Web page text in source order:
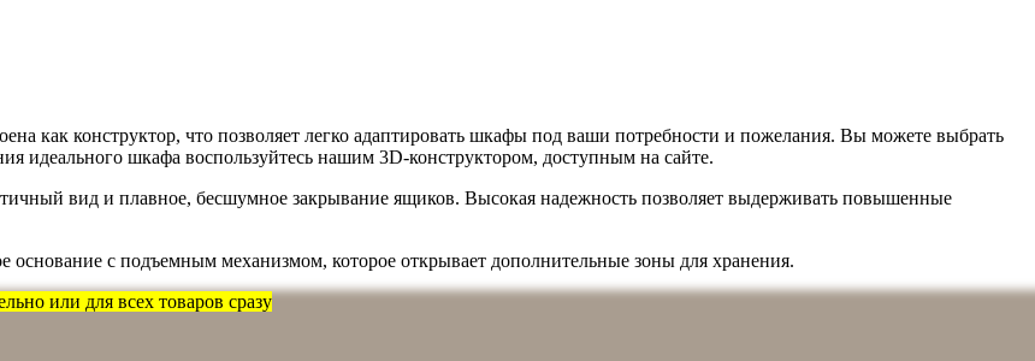
как конструктор, что позволяет легко адаптировать шкафы под ваши потребности и пожелания. Вы можете выбрать
идеального шкафа воспользуйтесь нашим 3D-конструктором, доступным на сайте.
вид и плавное, бесшумное закрывание ящиков. Высокая надежность позволяет выдерживать повышенные
основание с подъемным механизмом, которое открывает дополнительные зоны для хранения.
или для всех товаров сразу